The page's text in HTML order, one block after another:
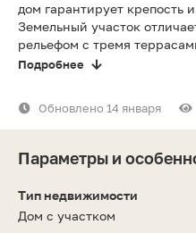
дом гарантирует крепость
Земельный участок
рельефом с тремя
Подробнее
Обновлено 14 января
Параметры и
Тип недвижимости
Дом с участком